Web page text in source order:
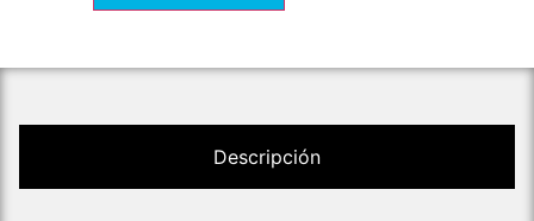
Descripción